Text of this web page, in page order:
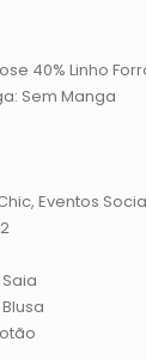
40% Linho
Sem Manga
Eventos